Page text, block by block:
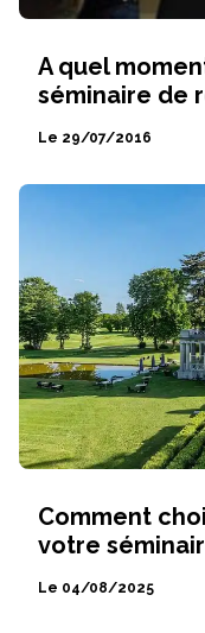
A quel
séminaire de
Le 29/07/2016
Comment
votre
Le 04/08/2025